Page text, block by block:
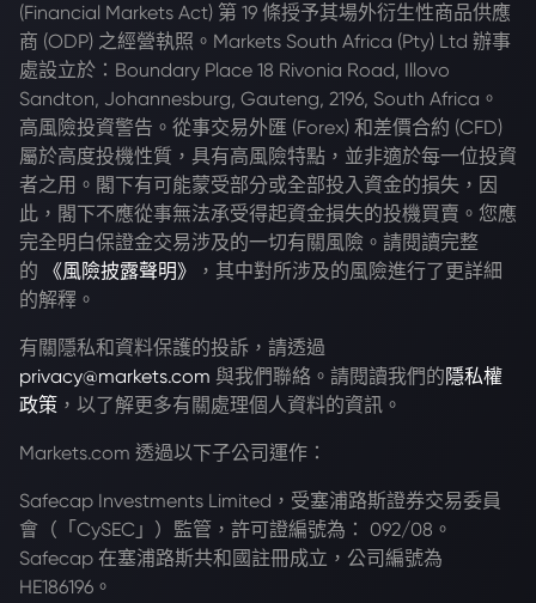
(Financial Markets Act) 第 19 條授予其場外衍生性商品供應
商 (ODP) 之經營執照。Markets South Africa (Pty) Ltd 辦事
處設立於：Boundary Place 18 Rivonia Road, Illovo
Sandton, Johannesburg, Gauteng, 2196, South Africa。
高風險投資警告。從事交易外匯 (Forex) 和差價合約 (CFD)
屬於高度投機性質，具有高風險特點，並非適於每一位投資
者之用。閣下有可能蒙受部分或全部投入資金的損失，因
此，閣下不應從事無法承受得起資金損失的投機買賣。您應
完全明白保證金交易涉及的一切有關風險。請閱讀完整
的
《風險披露聲明》
，其中對所涉及的風險進行了更詳細
的解釋。
有關隱私和資料保護的投訴，請透過
privacy@markets.com 與我們聯絡。請閱讀我們的 隱私權
政策 ，以了解更多有關處理個人資料的資訊。
Markets.com 透過以下子公司運作：
Safecap Investments Limited，受塞浦路斯證券交易委員
會（「CySEC」）監管，許可證編號為： 092/08。
Safecap 在塞浦路斯共和國註冊成立，公司編號為
HE186196。